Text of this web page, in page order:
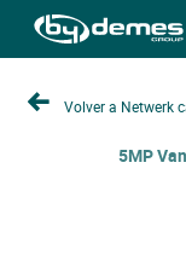
Volver a Netwerk
5MP